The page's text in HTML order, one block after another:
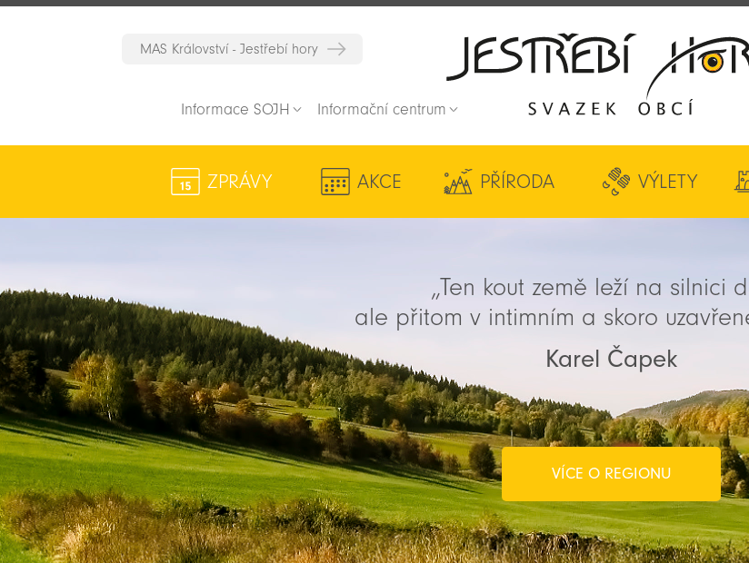
MAS Království - Jestřebí hory
Informace SOJH Informační centrum
ZPRÁVY AKCE PŘÍRODA VÝLETY
„Ten kout země leží na silnici
ale přitom v intimním a skoro
Karel Čapek
VÍCE O REGIONU